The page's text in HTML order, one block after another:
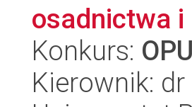
osadnictwa i
Konkurs:
Kierownik: dr